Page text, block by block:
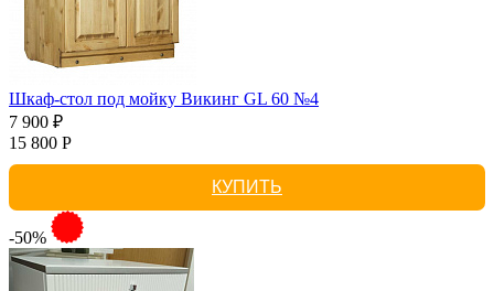
Шкаф-стол под мойку Викинг GL 60 №4
7 900 ₽
15 800 Р
КУПИТЬ
-50%